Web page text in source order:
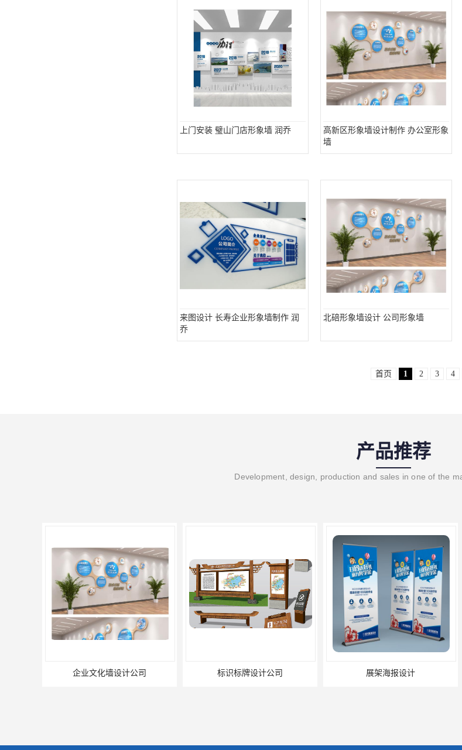
上门安装 璧山门店形象墙 润乔
高新区形象墙设计制作 办公室形象
墙
来图设计 长寿企业形象墙制作 润
乔
北碚形象墙设计 公司形象墙
首页 1 2 3 4
产品推荐
Development, design, production and sales in one of the
标识标牌设计公司 展架海报设计 灯箱设计公司